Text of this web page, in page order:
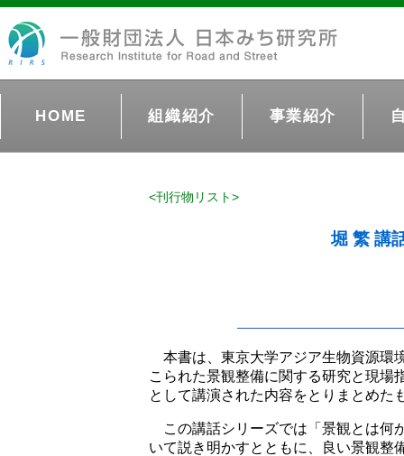
HOME 組織紹介 事業紹介
<刊行物リスト>
堀 繁 講
本書は、東京大学アジア生物資源環
こられた景観整備に関する研究と現場
として講演された内容をとりまとめた
この講話シリーズでは「景観とは何
いて説き明かすとともに、良い景観整